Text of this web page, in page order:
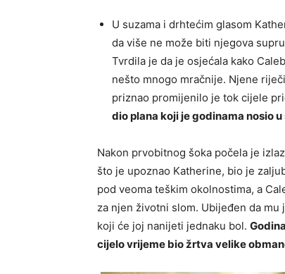
U suzama i drhtećim glasom
da više ne može biti njegova
Tvrdila je da je osjećala kako
nešto mnogo mračnije. Njene
priznao promijenilo je tok cijele
dio plana koji je godinama nosio u
Nakon prvobitnog šoka počela je
što je upoznao Katherine, bio je
pod veoma teškim okolnostima, a
za njen životni slom. Ubijeđen da
koji će joj nanijeti jednaku bol.
cijelo vrijeme bio žrtva velike